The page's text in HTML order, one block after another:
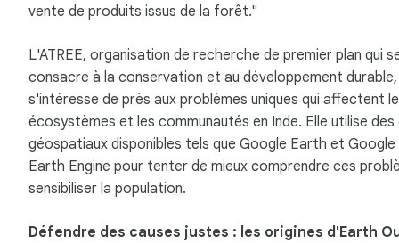
vente de produits issus de la forêt."
L'ATREE, organisation de recherche de premier plan qui
consacre à la conservation et au développement durable,
s'intéresse de près aux problèmes uniques qui affectent
écosystèmes et les communautés en Inde. Elle utilise
géospatiaux disponibles tels que Google Earth et Google
Earth Engine pour tenter de mieux comprendre ces
sensibiliser la population.
Défendre des causes justes : les origines d'Earth